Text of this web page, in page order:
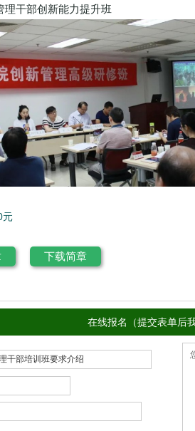
理干部创新能力提升班
元
下载简章
在线报名（提交表单后